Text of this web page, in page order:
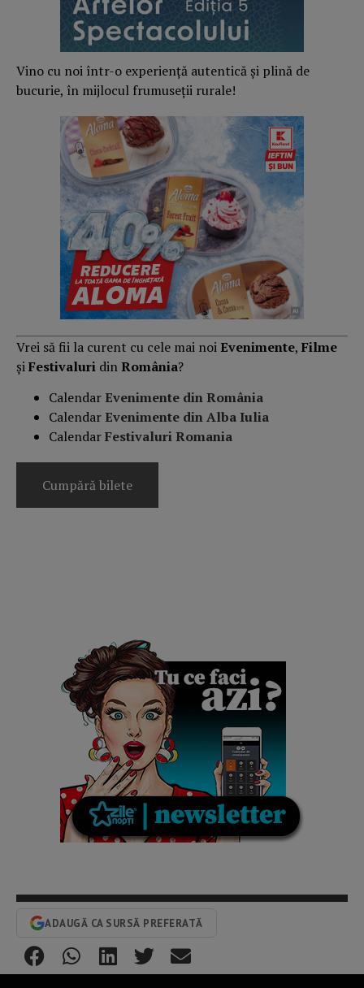
Vino cu noi într-o experiență autentică și plină de
bucurie, în mijlocul frumuseții rurale!
Vrei să fii la curent cu cele mai noiEvenimente, Filme
șiFestivaluri dinRomânia?
Calendar Evenimente din România
Calendar Evenimente din Alba Iulia
CalendarFestivaluri Romania
Cumpără bilete
ADAUGĂ CA SURSĂ PREFERATĂ